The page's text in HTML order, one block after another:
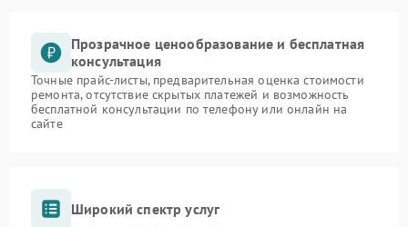
Прозрачное ценообразование и бесплатная
консультация
Точные прайс-листы, предварительная оценка стоимости
ремонта, отсутствие скрытых платежей и возможность
бесплатной консультации по телефону или онлайн на
сайте
Широкий спектр услуг